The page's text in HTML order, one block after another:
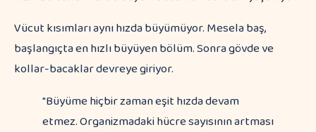
Vücut kısımları aynı hızda büyümüyor. Mesela baş,
başlangıçta en hızlı büyüyen bölüm. Sonra gövde ve
kollar-bacaklar devreye giriyor.
"Büyüme hiçbir zaman eşit hızda devam
etmez. Organizmadaki hücre sayısının artması